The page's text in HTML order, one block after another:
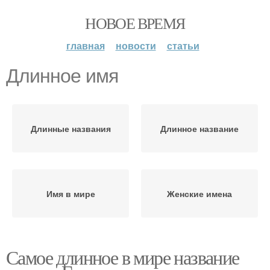
НОВОЕ ВРЕМЯ
главная новости статьи
Длинное имя
Длинные названия Длинное название
Имя в мире Женские имена
Самое длинное в мире название